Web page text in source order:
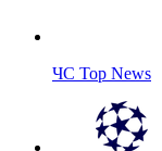
ЧС Top News